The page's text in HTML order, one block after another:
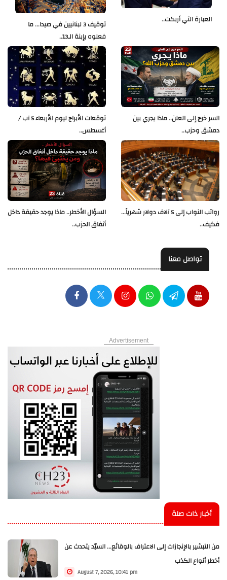
توقيف 3 لبنانيين في صيدا... ما
فعلوه بإبنة الـ13..
العبارة التي أربكت..
توقعات الأبراج ليوم الأربعاء 5 آب /
أغسطس..
السر خرج إلى العلن.. ماذا يجري بين
دمشق وحزب..
السؤال الأخطر.. ماذا يوجد حقيقة داخل
أنفاق الحزب..
رواتب النواب إلى 5 آلاف دولار شهرياً...
فكيف..
تواصل معنا
Advertisement
أخبار ذات صلة
من التبشير بالإنجازات إلى الاعتراف بالوقائع... السيّد يتحدث عن
أخطر أنواع الكذب
August 7, 2026, 10:41 pm